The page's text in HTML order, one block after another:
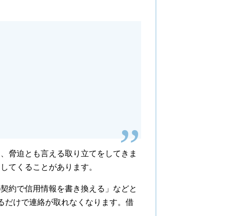
脅迫とも言える取り立てをしてきま
てくることがあります。
約で信用情報を書き換える」などと
だけで連絡が取れなくなります。借